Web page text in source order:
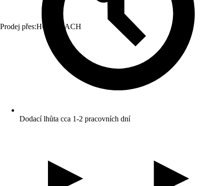
Prodej přes:HORNBACH
Dodací lhůta cca 1-2 pracovních dní